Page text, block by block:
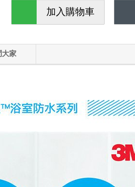
加入購物車
大家